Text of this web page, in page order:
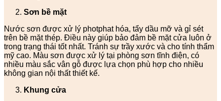
Sơn bề mặt
Nước sơn được xử lý photphat hóa, tẩy dầu mỡ và gỉ sét
trên bề mặt thép. Điều này giúp bảo đảm bề mặt cửa luôn ở
trong trạng thái tốt nhất. Tránh sự trầy xước và cho tính thẩm
mỹ cao. Màu sơn được xử lý tại phòng sơn tĩnh điện, có
nhiều màu sắc vân gỗ được lựa chọn phù hợp cho nhiều
không gian nội thất thiết kế.
Khung cửa